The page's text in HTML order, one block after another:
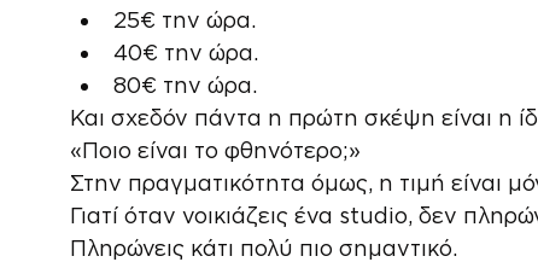
25€ την ώρα.
40€ την ώρα.
80€ την ώρα.
Και σχεδόν πάντα η πρώτη σκέψη είναι η
«Ποιο είναι το φθηνότερο;»
Στην πραγματικότητα όμως, η τιμή είναι
Γιατί όταν νοικιάζεις ένα studio, δεν
Πληρώνεις κάτι πολύ πιο σημαντικό.